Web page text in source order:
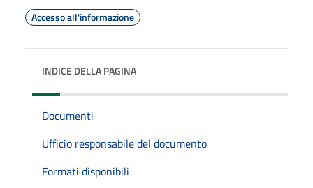
Accesso all'informazione
INDICE DELLA PAGINA
Documenti
Ufficio responsabile del documento
Formati disponibili